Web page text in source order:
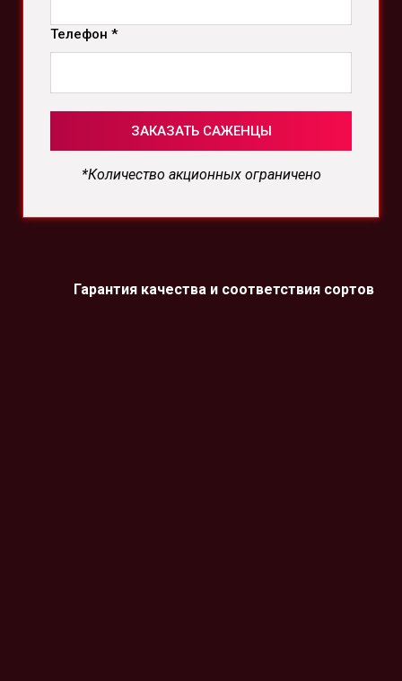
Телефон *
ЗАКАЗАТЬ САЖЕНЦЫ
*Количество акционных ограничено
Гарантия качества и соответствия сортов